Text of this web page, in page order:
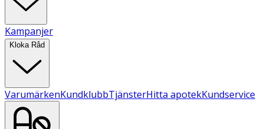
Kampanjer
Kloka Råd
VarumärkenKundklubbTjänsterHitta apotekKundservice